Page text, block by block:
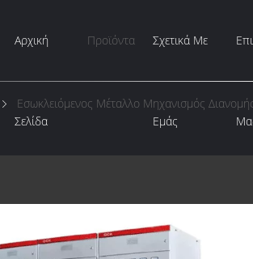
Αρχική
Σελίδα
Προϊόντα Σχετικά Με
Εμάς
Εσωκλειόμενος Μέταλλο Μηχανισμός